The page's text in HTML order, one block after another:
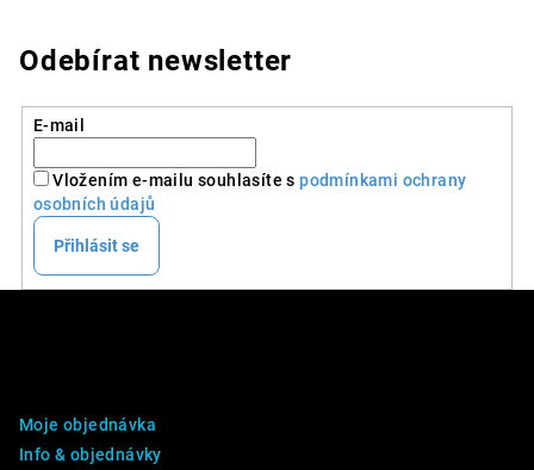
Odebírat newsletter
E-mail
Vložením e-mailu souhlasíte spodmínkami ochrany
osobních údajů
Přihlásit se
Moje objednávka
Info & objednávky